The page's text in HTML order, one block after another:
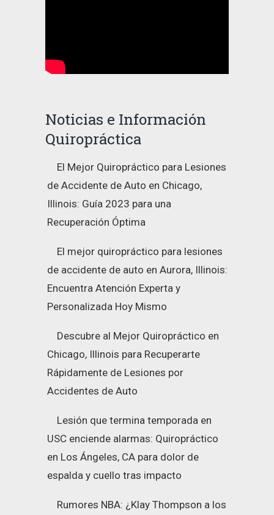
Noticias e Información
Quiropráctica
El Mejor Quiropráctico para Lesiones
de Accidente de Auto en Chicago,
Illinois: Guía 2023 para una
Recuperación Óptima
El mejor quiropráctico para lesiones
de accidente de auto en Aurora, Illinois:
Encuentra Atención Experta y
Personalizada Hoy Mismo
Descubre al Mejor Quiropráctico en
Chicago, Illinois para Recuperarte
Rápidamente de Lesiones por
Accidentes de Auto
Lesión que termina temporada en
USC enciende alarmas: Quiropráctico
en Los Ángeles, CA para dolor de
espalda y cuello tras impacto
Rumores NBA: ¿Klay Thompson a los